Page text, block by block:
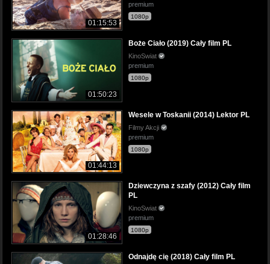
01:15:53
premium
1080p
01:50:23
Boże Ciało (2019) Cały film PL
KinoSwiat
premium
1080p
01:44:13
Wesele w Toskanii (2014) Lektor PL
Filmy Akcji
premium
1080p
01:28:46
Dziewczyna z szafy (2012) Cały film
PL
KinoSwiat
premium
1080p
Odnajdę cię (2018) Cały film PL